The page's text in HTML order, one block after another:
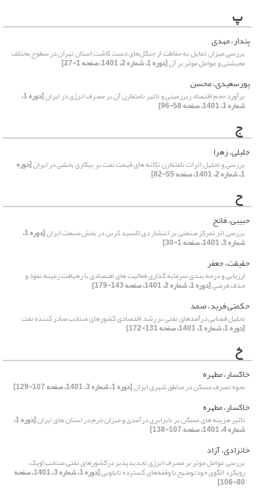
پ
پندار، مهدی
بررسی میزان تمایل به حفاظت از جنگل‌های دست کاشت استان تهران در سطوح مختلف
معیشتی و عوامل موثر بر آن[دوره 1، شماره 2، 1401، صفحه 1-27]
پورسعیدی، محسن
برآورد حجم اقتصاد زیرزمینی و تاثیر نامتقارن آن بر مصرف انرژی در ایران [دوره 1،
شماره 1، 1401، صفحه 58-96]
ج
جلیلی، زهرا
بررسی و تحلیل اثرات نامتقارن تکانه های قیمت نفت بر بیکاری بخشی در ایران[دوره
1، شماره 2، 1401، صفحه 55-82]
ح
حبیبی، فاتح
بررسی اثر تمرکز صنعتی بر انتشار دی اکسید کربن در بخش صنعت ایران [دوره 1،
شماره 3، 1401، صفحه 1-30]
حقیقت، جعفر
ارزیابی و درجه بندی سرمایه گذاری فعالیت های اقتصادی با رهیافت زمینه نفوذ و
حذف فرضی[دوره 1، شماره 2، 1401، صفحه 143-179]
حکمتی فرید، صمد
تحلیل فضایی درآمدهای نفتی بر رشد اقتصادی کشورهای منتخب صادر کننده نفت
[دوره 1، شماره 1، 1401، صفحه 131-172]
خ
خاکسار، مطهره
نحوه تصرف مسکن در مناطق شهری ایران[دوره 1، شماره 3، 1401، صفحه 107-129]
خاکسار، مطهره
تاثیر هزینه های مسکن بر نابرابری درآمدی و میزان جرم در استان های ایران [دوره 1،
شماره 4، 1401، صفحه 107-138]
خانزادی، آزاد
بررسی عوامل موثر بر مصرف انرژی تجدیدپذیر درکشورهای نفتی منتخب اوپک،
رویکرد الگوی خودتوضیح با وقفه‌های گسترده تابلویی [دوره 1، شماره 3، 1401، صفحه
80-106]